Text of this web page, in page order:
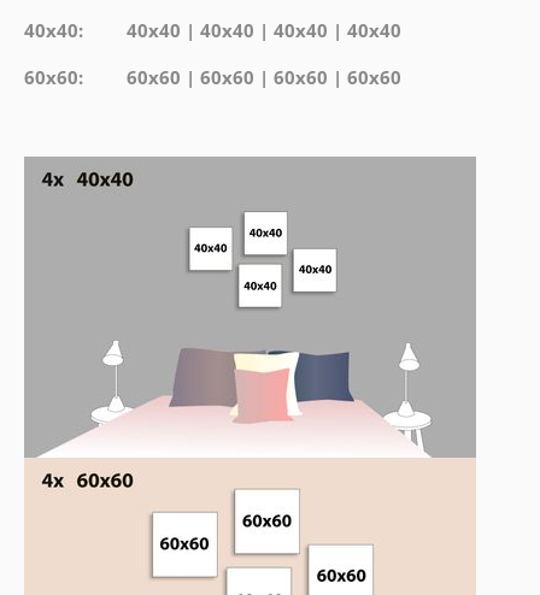
40x40: 40x40 | 40x40 | 40x40 | 40x40
60x60: 60x60 | 60x60 | 60x60 | 60x60